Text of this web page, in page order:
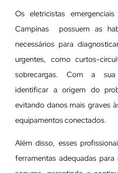
Os eletricistas
Campinas possuem as
necessários para
urgentes, como curtos-
sobrecargas. Com a sua
identificar a origem do
evitando danos mais graves
equipamentos conectados.
Além disso, esses
ferramentas adequadas para